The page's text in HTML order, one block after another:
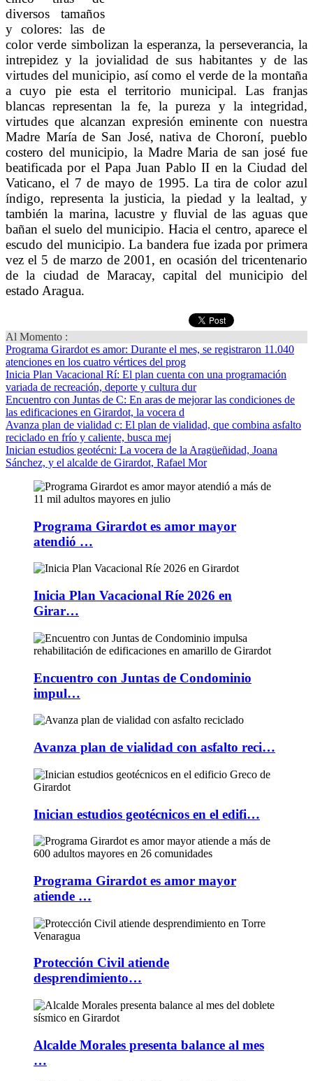
diversos tamaños
y colores: las de
color verde simbolizan la esperanza, la perseverancia, la
intrepidez y la jovialidad de sus habitantes y de las
virtudes del municipio, así como el verde de la montaña
a cuyo pie esta el territorio municipal. Las franjas
blancas representan la fe, la pureza y la integridad,
virtudes que alcanzan expresión eminente con nuestra
Madre María de San José, nativa de Choroní, pueblo
costero del municipio, la Madre Maria de san josé fue
beatificada por el Papa Juan Pablo II en la Ciudad del
Vaticano, el 7 de mayo de 1995. La tira de color azul
índigo, representa la justicia, la piedad y la lealtad, y
también la marina, lacustre y fluvial de las aguas que
bañan el suelo del municipio. Hacia el centro, aparece el
escudo del municipio. La bandera fue izada por primera
vez el 5 de marzo de 2001, en ocasión del tricentenario
de la ciudad de Maracay, capital del municipio del
estado Aragua.
Al Momento :
Programa Girardot es amor: Durante el mes, se registraron 11.040
atenciones en los cuatro vértices del prog
Inicia Plan Vacacional Rí: El plan cuenta con una programación
variada de recreación, deporte y cultura dur
Encuentro con Juntas de C: En aras de mejorar las condiciones de
las edificaciones en Girardot, la vocera d
Avanza plan de vialidad c: El plan de vialidad, que combina asfalto
reciclado en frío y caliente, busca mej
Inician estudios geotécni: La vocera de la Aragüeñidad, Joana
Sánchez, y el alcalde de Girardot, Rafael Mor
Programa Girardot es amor mayor
atendió …
Inicia Plan Vacacional Ríe 2026 en
Girar…
Encuentro con Juntas de Condominio
impul…
Avanza plan de vialidad con asfalto reci…
Inician estudios geotécnicos en el edifi…
Programa Girardot es amor mayor
atiende …
Protección Civil atiende
desprendimiento…
Alcalde Morales presenta balance al mes
…